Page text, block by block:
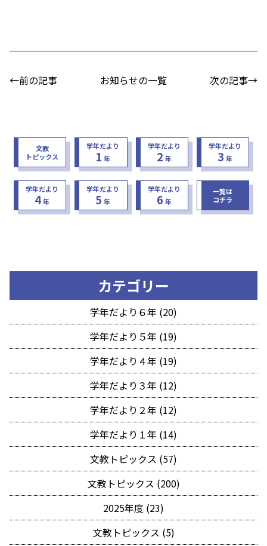
←前の記事 お知らせの一覧 次の記事→
文教
トピックス
学年だより
1 年
学年だより
2 年
学年だより
3 年
学年だより
4年
学年だより
5 年
学年だより
6 年
一覧は
コチラ
カテゴリー
学年だより６年 (20)
学年だより５年 (19)
学年だより４年 (19)
学年だより３年 (12)
学年だより２年 (12)
学年だより１年 (14)
文教トピックス (57)
文教トピックス (200)
2025年度 (23)
文教トピックス (5)